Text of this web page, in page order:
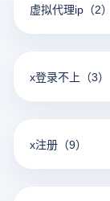
虚拟代理ip （2）
x登录不上 （3）
x注册 （9）